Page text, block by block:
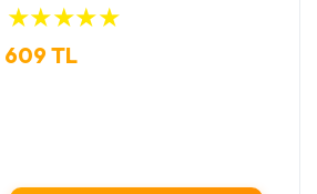
★★★★★
609 TL